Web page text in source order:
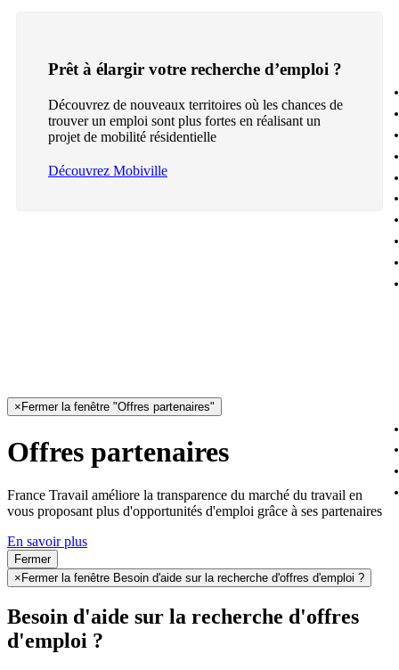
Prêt à élargir votre recherche d’emploi ?
Découvrez de nouveaux territoires où les chances de
trouver un emploi sont plus fortes en réalisant un
projet de mobilité résidentielle
Découvrez Mobiville
× Fermer la fenêtre "Offres partenaires"
Offres partenaires
France Travail améliore la transparence du marché du travail en
vous proposant plus d'opportunités d'emploi grâce à ses partenaires
En savoir plus
Fermer
× Fermer la fenêtre Besoin d'aide sur la recherche d'offres d'emploi ?
Besoin d'aide sur la recherche d'offres
d'emploi ?